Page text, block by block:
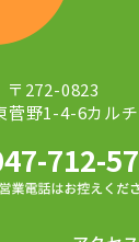
〒272-0823
菅野1-4-6カル
712-